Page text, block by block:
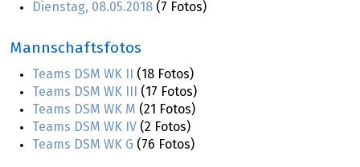
Dienstag, 08.05.2018 (7 Fotos)
Mannschaftsfotos
Teams DSM WK II
(18 Fotos)
Teams DSM WK III
(17 Fotos)
Teams DSM WK M (21 Fotos)
Teams DSM WK IV (2 Fotos)
Teams DSM WK G (76 Fotos)